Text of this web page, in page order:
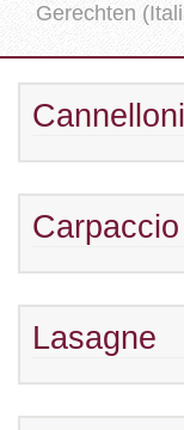
Gerechten
Cannelloni
Carpaccio
Lasagne